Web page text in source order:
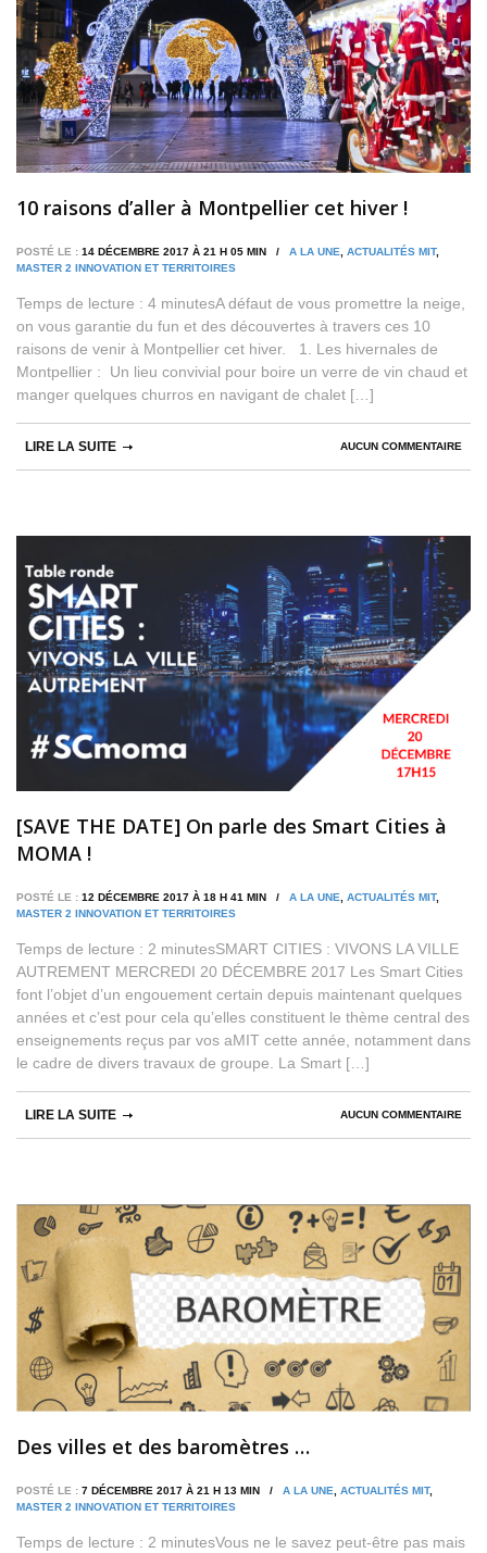
10 raisons d’aller à Montpellier cet hiver !
POSTÉ LE : 14 DÉCEMBRE 2017 À 21 H 05 MIN / A LA UNE, ACTUALITÉS MIT,
MASTER 2 INNOVATION ET TERRITOIRES
Temps de lecture : 4 minutesA défaut de vous promettre la neige,
on vous garantie du fun et des découvertes à travers ces 10
raisons de venir à Montpellier cet hiver. 1. Les hivernales de
Montpellier : Un lieu convivial pour boire un verre de vin chaud et
manger quelques churros en navigant de chalet […]
AUCUN COMMENTAIRE
LIRE LA SUITE
[SAVE THE DATE] On parle des Smart Cities à
MOMA !
POSTÉ LE : 12 DÉCEMBRE 2017 À 18 H 41 MIN / A LA UNE, ACTUALITÉS MIT,
MASTER 2 INNOVATION ET TERRITOIRES
Temps de lecture : 2 minutesSMART CITIES : VIVONS LA VILLE
AUTREMENT MERCREDI 20 DÉCEMBRE 2017 Les Smart Cities
font l’objet d’un engouement certain depuis maintenant quelques
années et c’est pour cela qu’elles constituent le thème central des
enseignements reçus par vos aMIT cette année, notamment dans
le cadre de divers travaux de groupe. La Smart […]
AUCUN COMMENTAIRE
LIRE LA SUITE
Des villes et des baromètres …
POSTÉ LE : 7 DÉCEMBRE 2017 À 21 H 13 MIN / A LA UNE ACTUALITÉS MIT,
MASTER 2 INNOVATION ET TERRITOIRES
Temps de lecture : 2 minutesVous ne le savez peut-être pas mais